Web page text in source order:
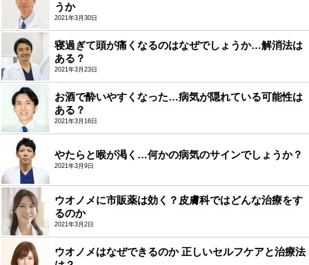
うか
2021年3月30日
寝過ぎて頭が痛くなるのはなぜでしょうか…解消法は
ある？
2021年3月23日
お酒で酔いやすくなった…病気が隠れている可能性は
ある？
2021年3月16日
やたらと喉が渇く…何かの病気のサインでしょうか？
2021年3月9日
ウオノメに市販薬は効く？皮膚科ではどんな治療をす
るのか
2021年3月2日
ウオノメはなぜできるのか 正しいセルフケアと治療法